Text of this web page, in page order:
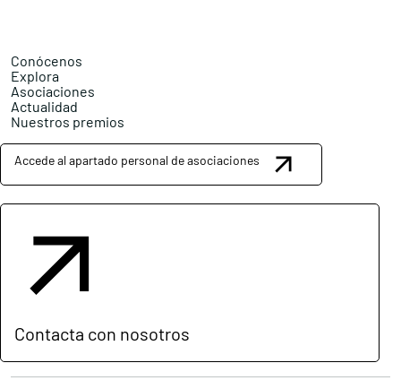
Conócenos
Explora
Asociaciones
Actualidad
Nuestros premios
Accede al apartado personal de asociaciones
Contacta con nosotros